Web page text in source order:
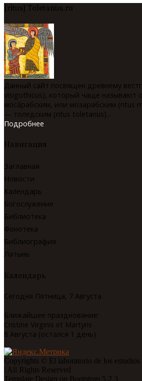
[ritus] Toletanus.ru
Данный сайт посвящен древнему
visigothicus), который чаще называют
мосáрабским, или мозарабским (ritus
— толедским (ritus toletanus)...
Подробнее
Навигация
Заглавная
Новости
Календарь
Богослужение
Библиотека
Фонотека
Библиография
Латынь
Календарь
Сегодня Пятница, 7 Августа
Ближайшее празднование:
Cristine Virginis et Martyris
8 Августа (остался 1 день)
Copyrights © El laboratorio de los
| All Rights Reserved
Template Design on Bootstrap 5.2.3